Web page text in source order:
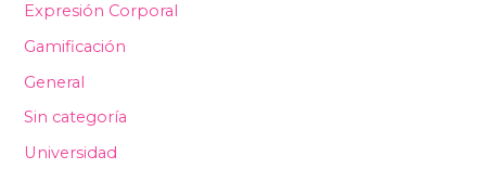
Expresión Corporal
Gamificación
General
Sin categoría
Universidad